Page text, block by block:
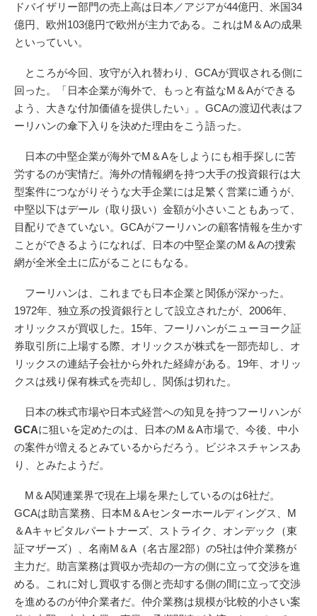
ドバイザリー部門の売上高は日本／アジアが44億円、米国34
億円、欧州103億円で欧州が主力である。これはM＆Aの成果
といっていい。
ところが今回、攻守が入れ替わり、GCAが買収される側に
回った。「日本企業が海外で、もっと有益なM＆Aができる
よう、大きな付加価値を提供したい」。GCAの渡辺代表はフ
ーリハンの傘下入りを決めた理由をこう語った。
日本の中堅企業が海外でM＆Aをしようにも相手探しに苦
労するのが実情だ。海外の情報網を持つ大手の投資銀行は大
型案件につながりそうな大手企業には足繁く営業に通うが、
中堅以下はデール（取り扱い）金額が小さいこともあって、
目配りできていない。GCAがフーリハンの顧客情報を生かす
ことができるようになれば、日本の中堅企業のM＆Aの捜索
網が全米全土に広がることにもなる。
フーリハンは、これまでも日本企業と関係が深かった。
1972年、独立系の投資銀行として設立されたが、2006年、
オリックスが買収した。15年、フーリハンがニューヨーク証
券取引所に上場する際、オリックスが株式を一部売却し、オ
リックスの連結子会社から外れた経緯がある。19年、オリッ
クスは残り保有株式を売却し、関係は切れた。
日本の株式市場や日本式経営への知見を持つフーリハンが
GCAに狙いを定めたのは、日本のM＆A市場で、今後、中小
の案件が増えるとみているからだろう。ビジネスチャンスあ
り、とみたようだ。
M＆A関連業界で現在上場を果たしているのは6社だ。
GCAは助言業務、日本M＆Aセンターホールディングス、M
＆Aキャピタルパートナーズ、ストライク、オンデック（東
証マザーズ）、名南M＆A（名古屋2部）の5社は仲介業務が
主力だ。助言業務は買収か売却の一方の側に立って交渉を進
める。これに対し買収する側と売却する側の間に立って交渉
を進めるのが仲介業者だ。仲介業務は規模が比較的小さい案